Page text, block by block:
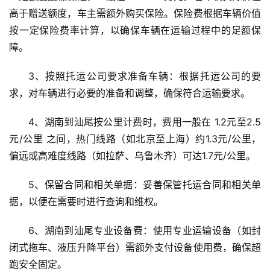
高于赠送额度，车主需额外购买保险。保险费根据车辆价值
按一定保险费率计算，以确保车辆在运输过程中的足额保
障。
3、按照托运公司要求准备车辆：根据托运公司的要
求，对车辆进行必要的准备和调整，确保符合运输要求。
4、湖南到汕尾按公里计费时，费用一般在 1.2元至2.5
元/公里 之间，热门线路（如北京至上海）约1.3元/公里，
偏远或高难度线路（如拉萨、乌鲁木齐）可达1.7元/公里。
5、保留合同和相关单据：妥善保管托运合同和相关单
据，以便在需要时进行查询和维权。
6、湖南到汕尾专业设备费：使用专业运输设备（如封
闭式拖车、液压升降平台）需额外支付设备使用费，确保超
跑安全固定。